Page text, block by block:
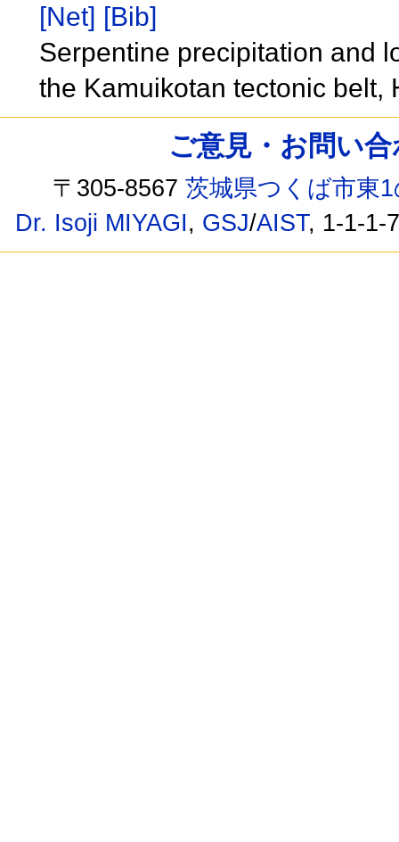
[Net] [Bib]
Serpentine precipitation and
the Kamuikotan tectonic belt,
ご意見・お問い
〒305-8567茨城県つくば市東
Dr. Isoji MIYAGI, GSJ/AIST, 1-1-1-